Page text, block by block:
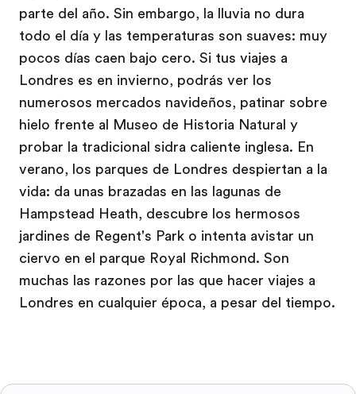
parte del año. Sin embargo, la lluvia no dura
todo el día y las temperaturas son suaves: muy
pocos días caen bajo cero. Si tus viajes a
Londres es en invierno, podrás ver los
numerosos mercados navideños, patinar sobre
hielo frente al Museo de Historia Natural y
probar la tradicional sidra caliente inglesa. En
verano, los parques de Londres despiertan a la
vida: da unas brazadas en las lagunas de
Hampstead Heath, descubre los hermosos
jardines de Regent's Park o intenta avistar un
ciervo en el parque Royal Richmond. Son
muchas las razones por las que hacer viajes a
Londres en cualquier época, a pesar del tiempo.